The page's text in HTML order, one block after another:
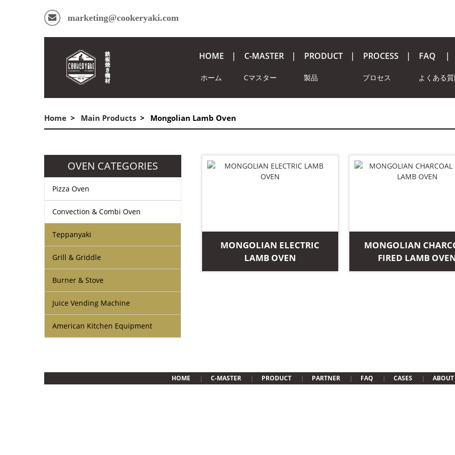
marketing@cookeryaki.com
HOME
ホーム
C-MASTER
Cマスター
PRODUCT
製品
PROCESS
プロセス
FAQ
よくある
Home Main Products Mongolian Lamb Oven
OVEN CATEGORIES
Pizza Oven
Convection & Combi Oven
Teppanyaki
Grill & Griddle
Burner & Stove
Juice Vending Machine
American Kitchen Equipment
MONGOLIAN ELECTRIC
LAMB OVEN
MONGOLIAN
FIRED LAMB
HOME C-MASTER PRODUCT PARTNER FAQ CASES ABOUT